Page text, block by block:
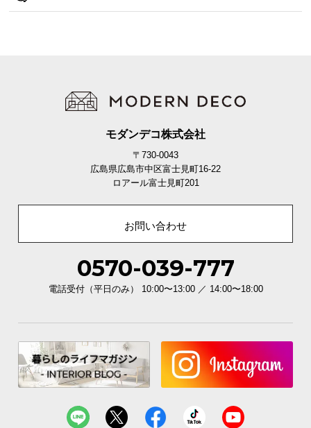
モダンデコ株式会社
〒730-0043
広島県広島市中区富士見町16-22
ロアール富士見町201
お問い合わせ
0570-039-777
電話受付（平日のみ） 10:00〜13:00 ／ 14:00〜18:00